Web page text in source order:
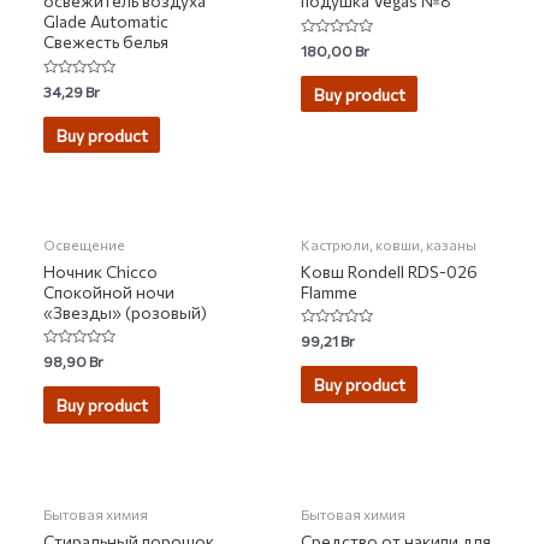
Glade Automatic
Свежесть белья
Rated
0
out
34,29Br
Buy product
Rated
0
out
180,00Br
Buy product
Освещение
Ночник Chicco
Спокойной ночи
«Звезды» (розовый)
Rated
0
out
98,90Br
Buy product
Кастрюли, ковши, казаны
Ковш Rondell RDS-026
Flamme
Rated
0
out
99,21Br
Buy product
Бытовая химия Бытовая химия